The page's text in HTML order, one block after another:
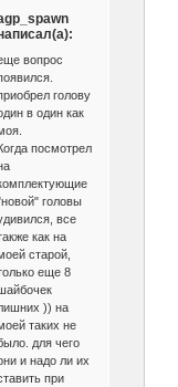
вопрос
голову
в один как
посмотрел
головы
все
как на
старой,
еще 8
)) на
таких не
для чего
и надо ли их
при